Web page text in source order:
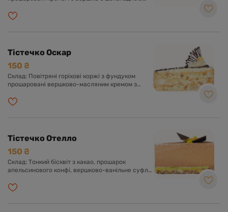
кокосовою стружкою.
Тістечко Оскар
150 ₴
Склад: Повітряні горіхові коржі з фундуком
прошаровані вершково-масляним кремом з
Оформлено кремом, шоколадною глазур'ю та
Тістечко Отелло
150 ₴
Склад: Тонкий бісквіт з какао, прошарок
апельсинового конфі, вершково-ванільне суфле
шоколадною глазур'ю.